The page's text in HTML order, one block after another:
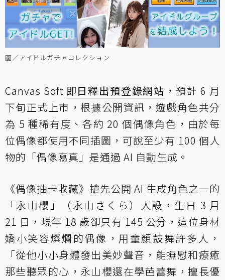
圖／アイドルガチャコレクション
Canvas Soft 即日釋出預登錄網站 ，預計 6 月
下旬正式上市，根據公開資訊，遊戲角色共分
為 5 種稀有度、各約 20 個偶像角色，由於每
位偶像都使用不同插圖，可說至少有 100 個人
物的「偶像寫真」是通過 AI 自動生成。
《偶像抽卡收藏》搶先公開 AI 生成角色之一的
「永山櫻」（永山さくら）人設，生日 3 月
21 日，現年 18 歲卻只有 145 公分，這位身材
嬌小笑容燦爛的偶像，用童顏鼓舞許多人，
「從他小小身體發出美妙聲音，能撫慰和療癒
那些聽眾的心，永山櫻還在學芭蕾舞，擅長優